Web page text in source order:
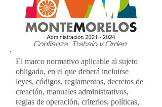
El marco normativo aplicable al sujeto
obligado, en el que deberá incluirse
leyes, códigos, reglamentos, decretos de
creación, manuales administrativos,
reglas de operación, criterios, políticas,